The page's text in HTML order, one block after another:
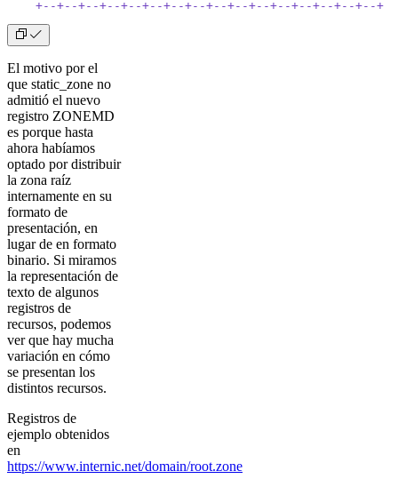
    +--+--+--+--+--+--+--+--+--+--+--+--+--+--+--+--+
El motivo por el
que static_zone no
admitió el nuevo
registro ZONEMD
es porque hasta
ahora habíamos
optado por distribuir
la zona raíz
internamente en su
formato de
presentación, en
lugar de en formato
binario. Si miramos
la representación de
texto de algunos
registros de
recursos, podemos
ver que hay mucha
variación en cómo
se presentan los
distintos recursos.
Registros de
ejemplo obtenidos
en
https://www.internic.net/domain/root.zone